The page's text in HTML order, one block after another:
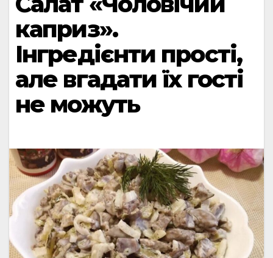
каприз».
Інгредієнти прості,
але вгадати їх гості
не можуть